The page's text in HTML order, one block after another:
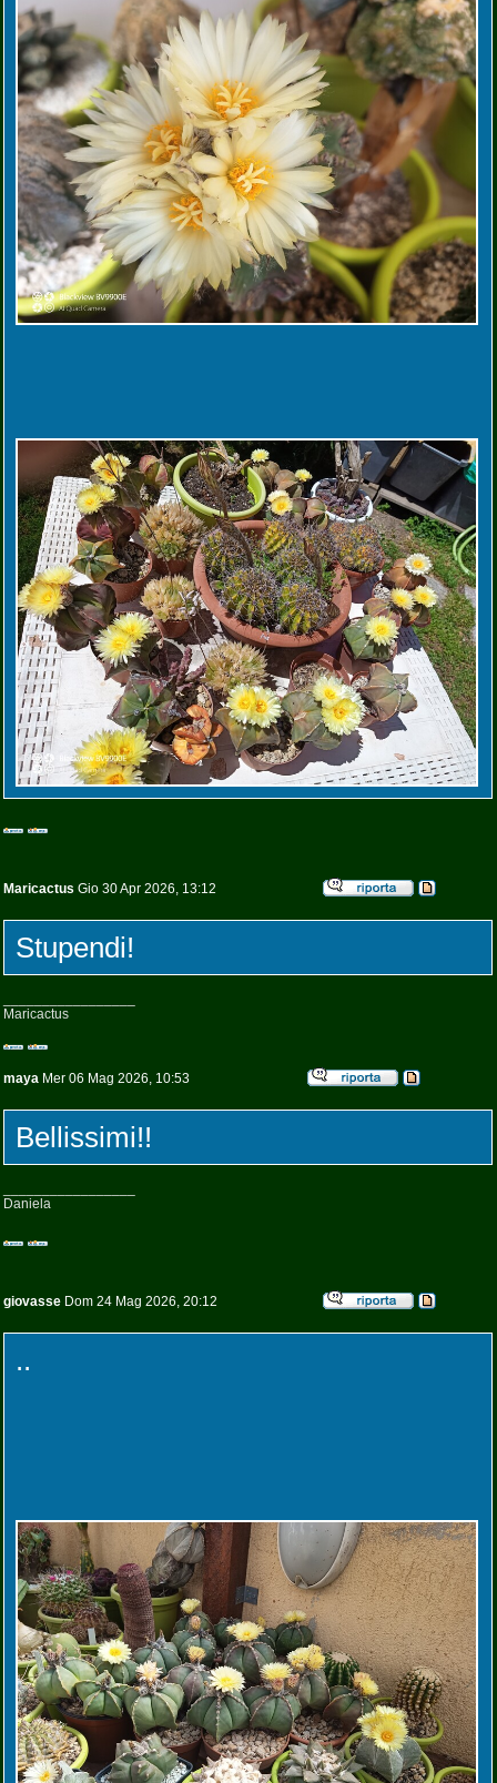
Maricactus Gio 30 Apr 2026, 13:12
Stupendi!
Maricactus
maya Mer 06 Mag 2026, 10:53
Bellissimi!!
Daniela
giovasse Dom 24 Mag 2026, 20:12
..